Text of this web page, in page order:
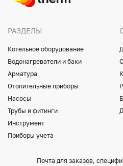
РАЗДЕЛЫ
Котельное оборудование
Водонагреватели и баки
Арматура
Отопительные приборы
Насосы
Трубы и фитинги
Инструмент
Приборы учета
Почта для заказов,